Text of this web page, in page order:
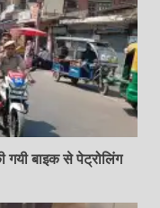
गयी बाइक से पेट्रोलिंग